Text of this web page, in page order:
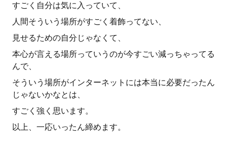
すごく自分は気に入っていて、
人間そういう場所がすごく着飾ってない、
見せるための自分じゃなくて、
本心が言える場所っていうのが今すごい減っちゃってる
んで、
そういう場所がインターネットには本当に必要だったん
じゃないかなとは、
すごく強く思います。
以上、一応いったん締めます。